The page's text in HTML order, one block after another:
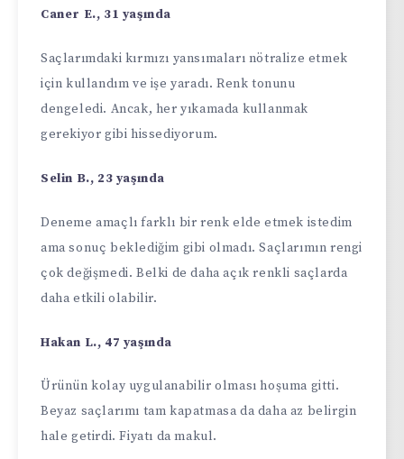
Caner E., 31 yaşında
Saçlarımdaki kırmızı yansımaları nötralize etmek
için kullandım ve işe yaradı. Renk tonunu
dengeledi. Ancak, her yıkamada kullanmak
gerekiyor gibi hissediyorum.
Selin B., 23 yaşında
Deneme amaçlı farklı bir renk elde etmek istedim
ama sonuç beklediğim gibi olmadı. Saçlarımın rengi
çok değişmedi. Belki de daha açık renkli saçlarda
daha etkili olabilir.
Hakan L., 47 yaşında
Ürünün kolay uygulanabilir olması hoşuma gitti.
Beyaz saçlarımı tam kapatmasa da daha az belirgin
hale getirdi. Fiyatı da makul.